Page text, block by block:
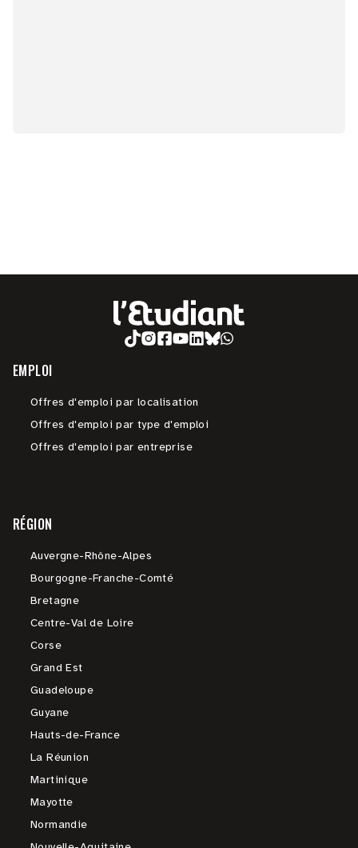
EMPLOI
Offres d'emploi par localisation
Offres d'emploi par type d'emploi
Offres d'emploi par entreprise
RÉGION
Auvergne-Rhône-Alpes
Bourgogne-Franche-Comté
Bretagne
Centre-Val de Loire
Corse
Grand Est
Guadeloupe
Guyane
Hauts-de-France
La Réunion
Martinique
Mayotte
Normandie